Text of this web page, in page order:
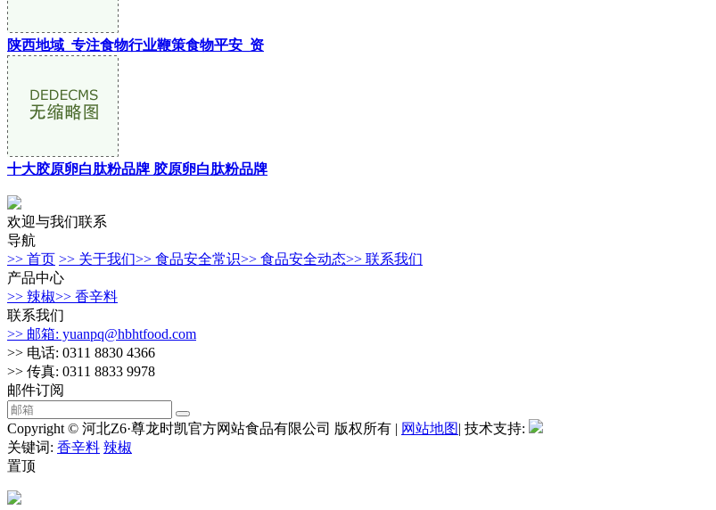
陕西地域_专注食物行业鞭策食物平安_资
十大胶原卵白肽粉品牌 胶原卵白肽粉品牌
欢迎与我们联系
导航
>> 首页 >> 关于我们>> 食品安全常识>> 食品安全动态>> 联系我们
产品中心
>> 辣椒>> 香辛料
联系我们
>> 邮箱: yuanpq@hbhtfood.com
>> 电话: 0311 8830 4366
>> 传真: 0311 8833 9978
邮件订阅
Copyright © 河北Z6·尊龙时凯官方网站食品有限公司 版权所有 | 网站地图| 技术支持:
关键词: 香辛料 辣椒
置顶